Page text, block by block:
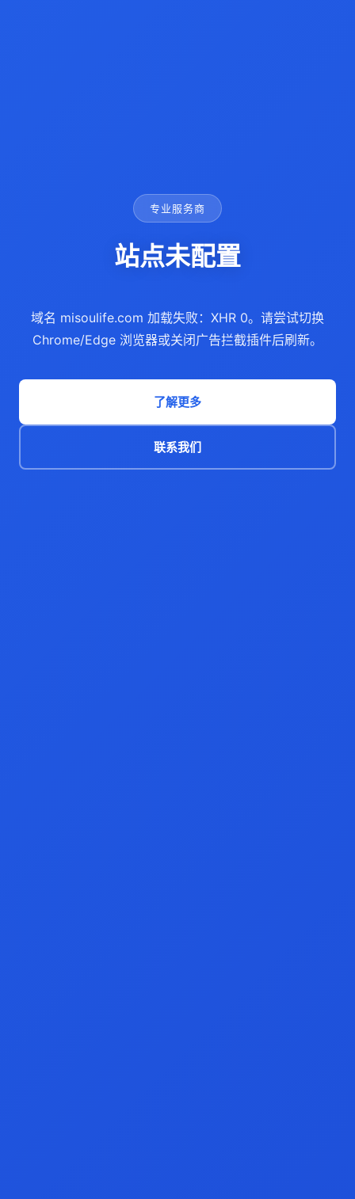
专业服务商
站点未配置
域名 misoulife.com 加载失败：XHR 0。请尝试切换
Chrome/Edge 浏览器或关闭广告拦截插件后刷新。
了解更多
联系我们